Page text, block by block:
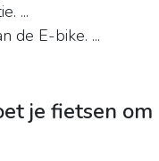
...
de E-bike. ...
je fietsen